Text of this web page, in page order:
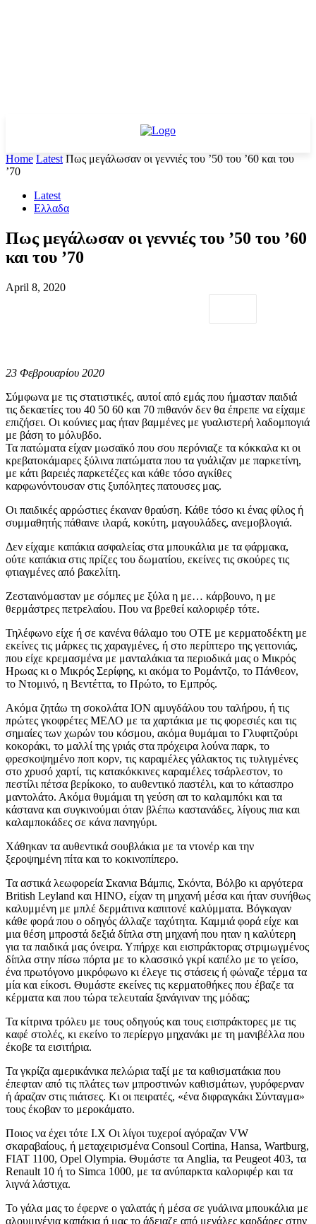
Home Latest Πως μεγάλωσαν οι γεννιές του ’50 του ’60 και του
’70
Latest
Ελλαδα
Πως μεγάλωσαν οι γεννιές του ’50 του ’60
και του ’70
April 8, 2020
23 Φεβρουαρίου 2020
Σύμφωνα με τις στατιστικές, αυτοί από εμάς που ήμασταν παιδιά
τις δεκαετίες του 40 50 60 και 70 πιθανόν δεν θα έπρεπε να είχαμε
επιζήσει. Οι κούνιες μας ήταν βαμμένες με γυαλιστερή λαδομπογιά
με βάση το μόλυβδο.
Τα πατώματα είχαν μωσαϊκό που σου περόνιαζε τα κόκκαλα κι οι
κρεβατοκάμαρες ξύλινα πατώματα που τα γυάλιζαν με παρκετίνη,
με κάτι βαρειές παρκετέζες και κάθε τόσο αγκίθες
καρφωνόντουσαν στις ξυπόλητες πατουσες μας.
Οι παιδικές αρρώστιες έκαναν θραύση. Κάθε τόσο κι ένας φίλος ή
συμμαθητής πάθαινε ιλαρά, κοκύτη, μαγουλάδες, ανεμοβλογιά.
Δεν είχαμε καπάκια ασφαλείας στα μπουκάλια με τα φάρμακα,
ούτε καπάκια στις πρίζες του δωματίου, εκείνες τις σκούρες τις
φτιαγμένες από βακελίτη.
Ζεσταινόμασταν με σóμπες με ξύλα η με… κάρβουνο, η με
θερμάστρες πετρελαίου. Που να βρεθεί καλοριφέρ τότε.
Τηλέφωνο είχε ή σε κανένα θάλαμο του ΟΤΕ με κερματοδέκτη με
εκείνες τις μάρκες τις χαραγμένες, ή στο περίπτερο της γειτονιάς,
που είχε κρεμασμένα με μανταλάκια τα περιοδικά μας ο Μικρός
Ηρωας κι ο Μικρός Σερίφης, κι ακόμα το Ρομάντζο, το Πάνθεον,
το Ντομινό, η Βεντέττα, το Πρώτο, το Εμπρός.
Ακόμα ζητάω τη σοκολάτα ΙΟΝ αμυγδάλου του ταλήρου, ή τις
πρώτες γκοφρέτες ΜΕΛΟ με τα χαρτάκια με τις φορεσιές και τις
σημαίες των χωρών του κόσμου, ακόμα θυμάμαι το Γλυφιτζούρι
κοκοράκι, το μαλλί της γριάς στα πρόχειρα λούνα παρκ, το
φρεσκοψημένο ποπ κορν, τις καραμέλες γάλακτος τις τυλιγμένες
στο χρυσό χαρτί, τις κατακόκκινες καραμέλες τσάρλεστον, το
πεστίλι πέτσα βερίκοκο, το αυθεντικό παστέλι, και το κάτασπρο
μαντολάτο. Ακόμα θυμάμαι τη γεύση απ το καλαμπόκι και τα
κάστανα και συγκινούμαι όταν βλέπω καστανάδες, λίγους πια και
καλαμποκάδες σε κάνα πανηγύρι.
Χάθηκαν τα αυθεντικά σουβλάκια με τα ντονέρ και την
ξεροψημένη πίτα και το κοκινοπίπερο.
Τα αστικά λεωφορεία Σκανια Βάμπις, Σκόντα, Βόλβο κι αργότερα
Βritish Leyland και ΗΙΝΟ, είχαν τη μηχανή μέσα και ήταν συνήθως
καλυμμένη με μπλέ δερμάτινα καπιτονέ καλύμματα. Βόγκαγαν
κάθε φορά που ο οδηγός άλλαζε ταχύτητα. Καμμιά φορά είχε και
μια θέση μπροστά δεξιά δίπλα στη μηχανή που ηταν η καλύτερη
για τα παιδικά μας όνειρα. Υπήρχε και εισπράκτορας στριμωγμένος
δίπλα στην πίσω πόρτα με το κλασσικό γκρί καπέλο με το γείσο,
ένα πρωτόγονο μικρόφωνο κι έλεγε τις στάσεις ή φώναζε τέρμα τα
μία και είκοσι. Θυμάστε εκείνες τις κερματοθήκες που έβαζε τα
κέρματα και που τώρα τελευταία ξανάγιναν της μόδας;
Τα κίτρινα τρόλευ με τους οδηγούς και τους εισπράκτορες με τις
καφέ στολές, κι εκείνο το περίεργο μηχανάκι με τη μανιβέλλα που
έκοβε τα εισιτήρια.
Τα γκρίζα αμερικάνικα πελώρια ταξί με τα καθισματάκια που
έπεφταν από τις πλάτες των μπροστινών καθισμάτων, γυρόφερναν
ή άραζαν στις πιάτσες. Κι οι πειρατές, «ένα διφραγκάκι Σύνταγμα»
τους έκοβαν το μεροκάματο.
Ποιος να έχει τότε Ι.Χ Οι λίγοι τυχεροί αγόραζαν VW
σκαραβαίους, ή μεταχειρισμένα Consoul Cortina, Hansa, Wartburg,
FIAT 1100, Opel Olympia. Θυμάστε τα Anglia, τα Peugeot 403, τα
Renault 10 ή το Simca 1000, με τα ανύπαρκτα καλοριφέρ και τα
λιγνά λάστιχα.
Το γάλα μας το έφερνε ο γαλατάς ή μέσα σε γυάλινα μπουκάλια με
αλουμινένια καπάκια ή μας το άδειαζε από μεγάλες καρδάρες στην